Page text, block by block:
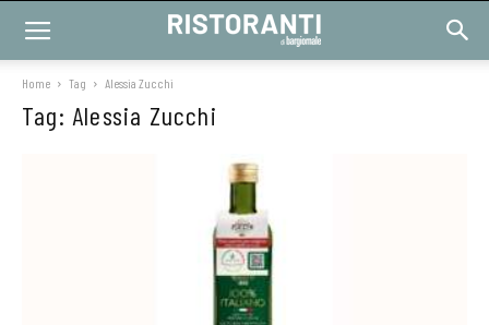
Home Tag Alessia Zucchi
Tag: Alessia Zucchi